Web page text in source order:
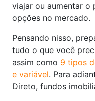
viajar ou aumentar o
opções no mercado.
Pensando nisso,
tudo o que você
assim como 9 tipos
e variável. Para
Direto, fundos